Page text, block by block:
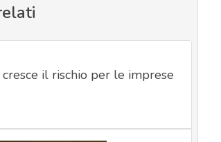
il rischio per le imprese